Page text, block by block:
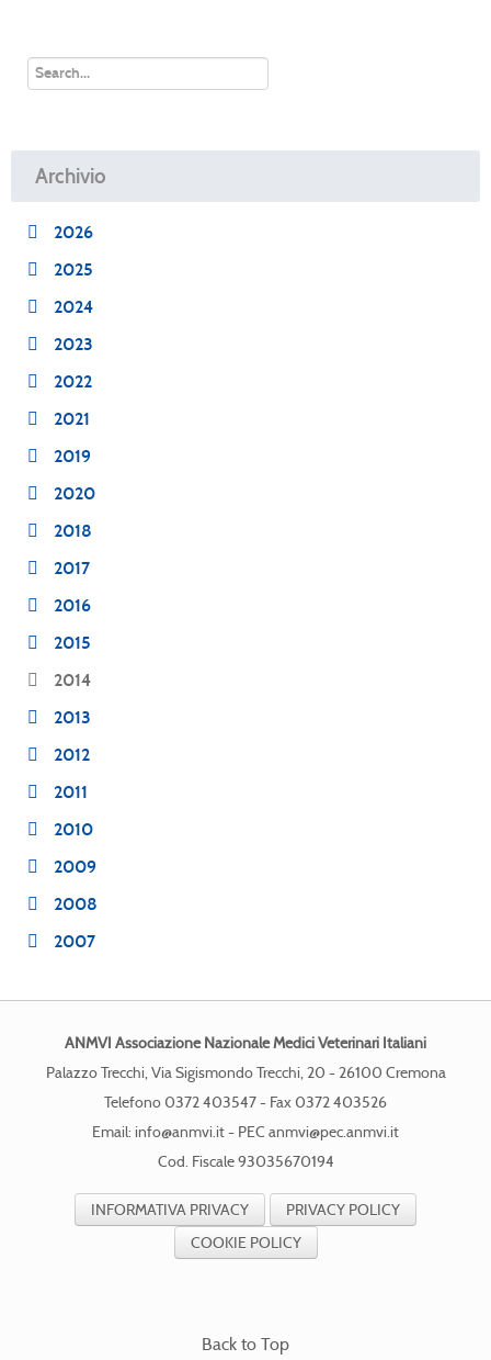
Archivio
2026
2025
2024
2023
2022
2021
2019
2020
2018
2017
2016
2015
2014
2013
2012
2011
2010
2009
2008
2007
ANMVI Associazione Nazionale Medici Veterinari Italiani
Palazzo Trecchi, Via Sigismondo Trecchi, 20 - 26100 Cremona
Telefono 0372 403547 - Fax 0372 403526
Email: info@anmvi.it- PEC anmvi@pec.anmvi.it
Cod. Fiscale 93035670194
INFORMATIVA PRIVACY
PRIVACY POLICY
COOKIE POLICY
Back to Top